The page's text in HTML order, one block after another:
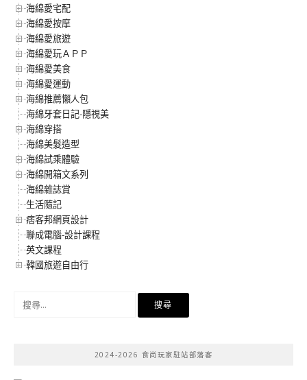
海綿愛宅配
海綿愛按摩
海綿愛旅遊
海綿愛玩ＡＰＰ
海綿愛美食
海綿愛運動
海綿推薦懶人包
海綿牙套日記-隱視美
海綿穿搭
海綿美髮造型
海綿試乘體驗
海綿開箱文系列
海綿雜誌賞
生活隨記
痞客邦網頁設計
聯成電腦-設計課程
英文課程
韓國旅遊自由行
2024-2026 食尚玩家駐站部落客